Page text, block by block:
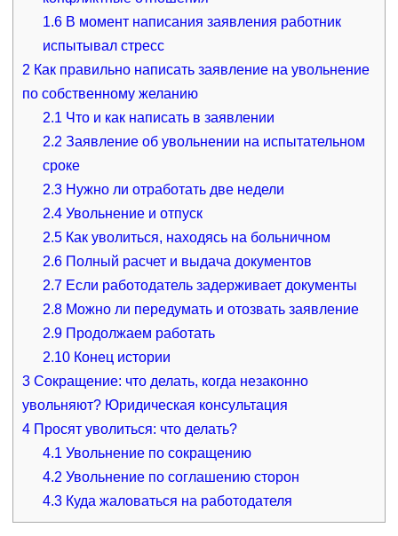
1.6 В момент написания заявления работник
испытывал стресс
2 Как правильно написать заявление на увольнение
по собственному желанию
2.1 Что и как написать в заявлении
2.2 Заявление об увольнении на испытательном
сроке
2.3 Нужно ли отработать две недели
2.4 Увольнение и отпуск
2.5 Как уволиться, находясь на больничном
2.6 Полный расчет и выдача документов
2.7 Если работодатель задерживает документы
2.8 Можно ли передумать и отозвать заявление
2.9 Продолжаем работать
2.10 Конец истории
3Сокращение: что делать, когда незаконно
увольняют? Юридическая консультация
4Просят уволиться: что делать?
4.1 Увольнение по сокращению
4.2 Увольнение по соглашению сторон
4.3 Куда жаловаться на работодателя